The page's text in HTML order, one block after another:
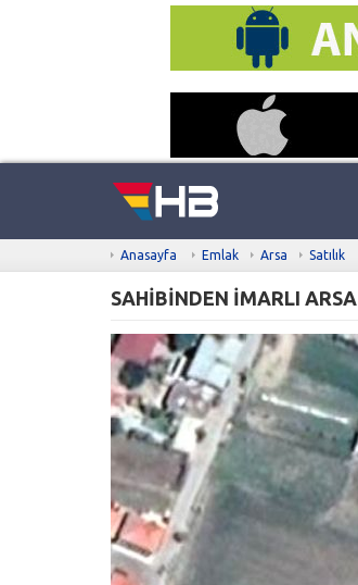
Anasayfa Emlak Arsa Satılık
SAHİBİNDEN İMARLI ARSA